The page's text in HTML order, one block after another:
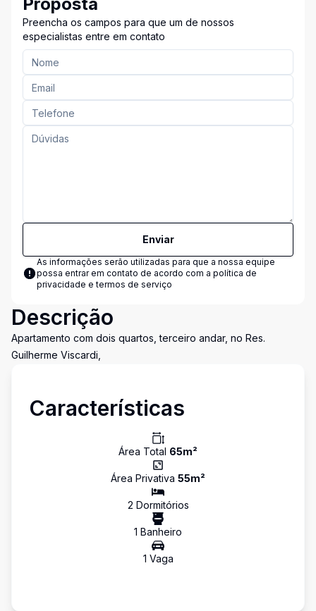
Preencha os campos para que um de nossos
especialistas entre em contato
Enviar
As informações serão utilizadas para que a nossa equipe
possa entrar em contato de acordo com a política de
privacidade e termos de serviço
Descrição
Apartamento com dois quartos, terceiro andar, no Res.
Guilherme Viscardi,
Características
Área Total 65m²
Área Privativa 55m²
2 Dormitórios
1 Banheiro
1 Vaga